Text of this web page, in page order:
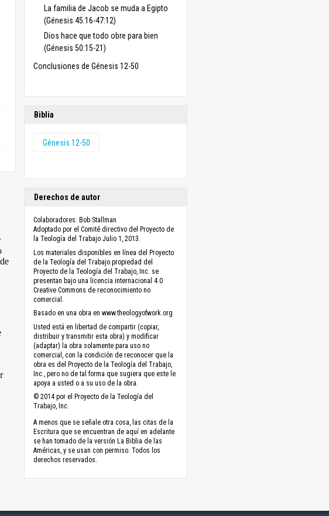
La familia de Jacob se muda a Egipto
(Génesis 45:16-47:12)
Dios hace que todo obre para bien
(Génesis 50:15-21)
Conclusiones de Génesis 12-50
Biblia
Génesis 12-50
Derechos de autor
Colaboradores: Bob Stallman
Adoptado por el Comité directivo del Proyecto de
la Teología del Trabajo Julio 1, 2013.
Los materiales disponibles en línea del Proyecto
de la Teología del Trabajo propiedad del
Proyecto de la Teología del Trabajo, Inc. se
presentan bajo una licencia internacional 4.0
Creative Commons de reconocimiento no
comercial.
Basado en una obra en www.theologyofwork.org
Usted está en libertad de compartir (copiar,
distribuir y transmitir esta obra) y modificar
(adaptar) la obra solamente para uso no
comercial, con la condición de reconocer que la
obra es del Proyecto de la Teología del Trabajo,
Inc., pero no de tal forma que sugiera que este le
apoya a usted o a su uso de la obra.
© 2014 por el Proyecto de la Teología del
Trabajo, Inc.
A menos que se señale otra cosa, las citas de la
Escritura que se encuentran de aquí en adelante
se han tomado de la versión La Biblia de las
Américas, y se usan con permiso. Todos los
derechos reservados.